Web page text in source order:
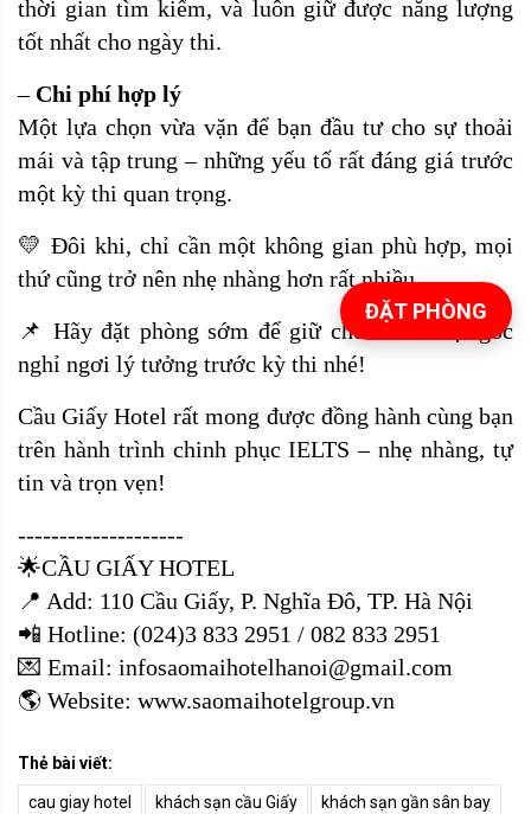
thời gian tìm kiếm, và luôn giữ được năng lượng
tốt nhất cho ngày thi.
– Chi phí hợp lý
Một lựa chọn vừa vặn để bạn đầu tư cho sự thoải
mái và tập trung – những yếu tố rất đáng giá trước
một kỳ thi quan trọng.
💛 Đôi khi, chỉ cần một không gian phù hợp, mọi
thứ cũng trở nên nhẹ nhàng hơn rất nhiều.
📌 Hãy đặt phòng sớm để giữ cho mình một góc
nghỉ ngơi lý tưởng trước kỳ thi nhé!
Cầu Giấy Hotel rất mong được đồng hành cùng bạn
trên hành trình chinh phục IELTS – nhẹ nhàng, tự
tin và trọn vẹn!
--------------------
🌟CẦU GIẤY HOTEL
📍 Add: 110 Cầu Giấy, P. Nghĩa Đô, TP. Hà Nội
📲 Hotline: (024)3 833 2951 / 082 833 2951
💌 Email: infosaomaihotelhanoi@gmail.com
🌎 Website: www.saomaihotelgroup.vn
Thẻ bài viết:
cau giay hotel khách sạn cầu Giấy khách sạn gần sân bay
ĐẶT PHÒNG